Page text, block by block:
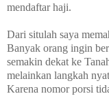
mendaftar haji.
Dari situlah saya
Banyak orang ingin
semakin dekat ke
melainkan langkah
Karena nomor porsi